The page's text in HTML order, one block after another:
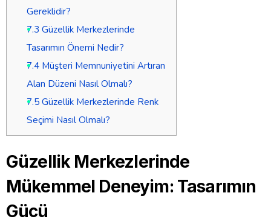
Gereklidir?
7.3 Güzellik Merkezlerinde
Tasarımın Önemi Nedir?
7.4Müşteri Memnuniyetini Artıran
Alan Düzeni Nasıl Olmalı?
7.5Güzellik Merkezlerinde Renk
Seçimi Nasıl Olmalı?
Güzellik Merkezlerinde
Mükemmel Deneyim: Tasarımın
Gücü